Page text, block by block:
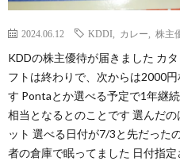
2024.06.12 KDDI カレー 株主
KDDの株主優待が届きました カ
フトは終わりで、次からは2000
す Pontaとか選べる予定で1年継
相当となるとのことです 選んだ
ット 選べる日付が7/3と先だった
者の倉庫で眠ってました 日付指